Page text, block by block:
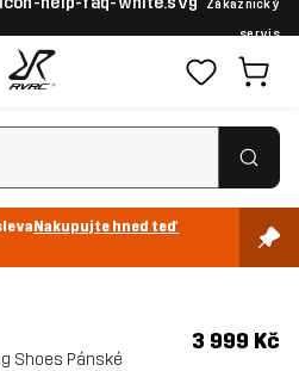
Zákaznický
servis
Nakupujte hned teď
Shoes Pánské
3 999 Kč